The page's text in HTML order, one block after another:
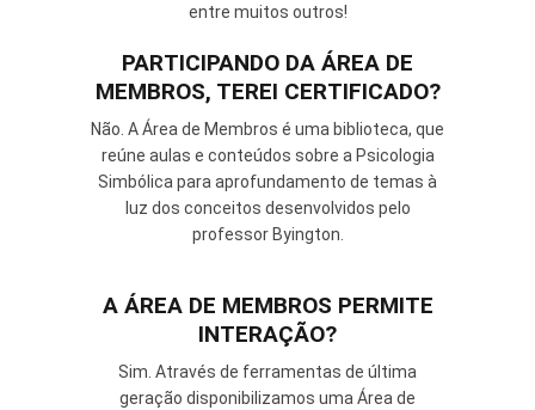
entre muitos outros!
PARTICIPANDO DA ÁREA DE
MEMBROS, TEREI CERTIFICADO?
Não. A Área de Membros é uma biblioteca, que
reúne aulas e conteúdos sobre a Psicologia
Simbólica para aprofundamento de temas à
luz dos conceitos desenvolvidos pelo
professor Byington.
A ÁREA DE MEMBROS PERMITE
INTERAÇÃO?
Sim. Através de ferramentas de última
geração disponibilizamos uma Área de